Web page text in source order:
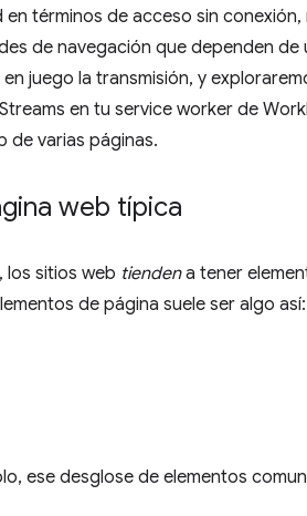
términos de acceso sin
de navegación que dependen
juego la transmisión, y
en tu service worker de
de varias páginas.
web típica
los sitios web tiendena tener
de página suele ser algo así:
ese desglose de elementos